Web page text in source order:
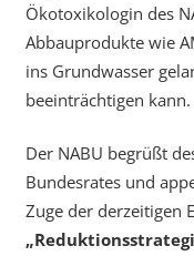
Ökotoxikologin des
Abbauprodukte wie
ins Grundwasser
beeinträchtigen kann.
Der NABU begrüßt
Bundesrates und
Zuge der derzeitigen